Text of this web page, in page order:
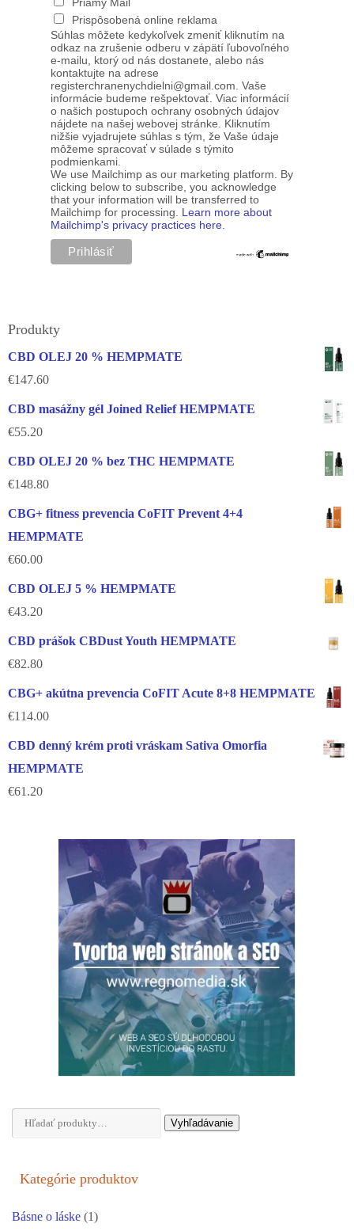
Prispôsobená online reklama
Súhlas môžete kedykoľvek zmeniť kliknutím na
odkaz na zrušenie odberu v zápätí ľubovoľného
e-mailu, ktorý od nás dostanete, alebo nás
kontaktujte na adrese
registerchranenychdielni@gmail.com. Vaše
informácie budeme rešpektovať. Viac informácií
o našich postupoch ochrany osobných údajov
nájdete na našej webovej stránke. Kliknutím
nižšie vyjadrujete súhlas s tým, že Vaše údaje
môžeme spracovať v súlade s týmito
podmienkami.
We use Mailchimp as our marketing platform. By
clicking below to subscribe, you acknowledge
that your information will be transferred to
Mailchimp for processing. Learn more about
Mailchimp's privacy practices here.
Produkty
CBD OLEJ 20 % HEMPMATE
€147.60
CBD masážny gél Joined Relief HEMPMATE
€55.20
CBD OLEJ 20 % bez THC HEMPMATE
€148.80
CBG+ fitness prevencia CoFIT Prevent 4+4
HEMPMATE
€60.00
CBD OLEJ 5 % HEMPMATE
€43.20
CBD prášok CBDust Youth HEMPMATE
€82.80
CBG+ akútna prevencia CoFIT Acute 8+8 HEMPMATE
€114.00
CBD denný krém proti vráskam Sativa Omorfia
HEMPMATE
€61.20
Hľadať: Vyhľadávanie
Kategórie produktov
Básne o láske (1)